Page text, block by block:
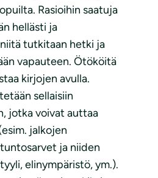
Rasioihin saatuja
hellästi ja
tutkitaan hetki ja
vapauteen. Ötököitä
kirjojen avulla.
sellaisiin
jotka voivat auttaa
jalkojen
ja niiden
elinympäristö, ym.).